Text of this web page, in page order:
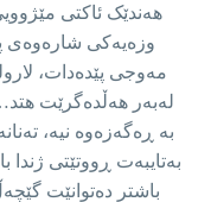
هەندێک ئاکتی
وزەیەکی شارەوەی
مەوجی پێدەدات،
لەبەر هەڵدەگرێت
بە ڕەگەزەوە نیە،
بەتایبەت ڕووتێتی
باشتر دەتوانێت